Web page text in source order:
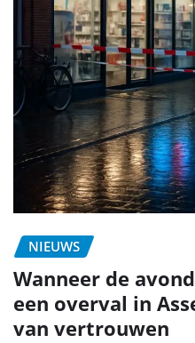
NIEUWS
Wanneer de
een overval in
van vertrouwen